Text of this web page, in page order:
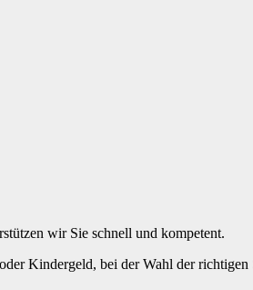
wir Sie schnell und kompetent.
Kindergeld, bei der Wahl der